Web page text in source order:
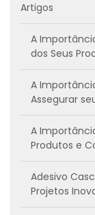
Artigos
A
dos Seus
A
Assegurar
A
Produtos e
Adesivo
Projetos